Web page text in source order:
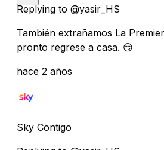
Replying to @yasir_HS
También extrañamos La
pronto regrese a casa. 😏
hace 2 años
Sky Contigo